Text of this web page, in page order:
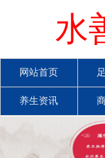
水
网站首页
养生资讯